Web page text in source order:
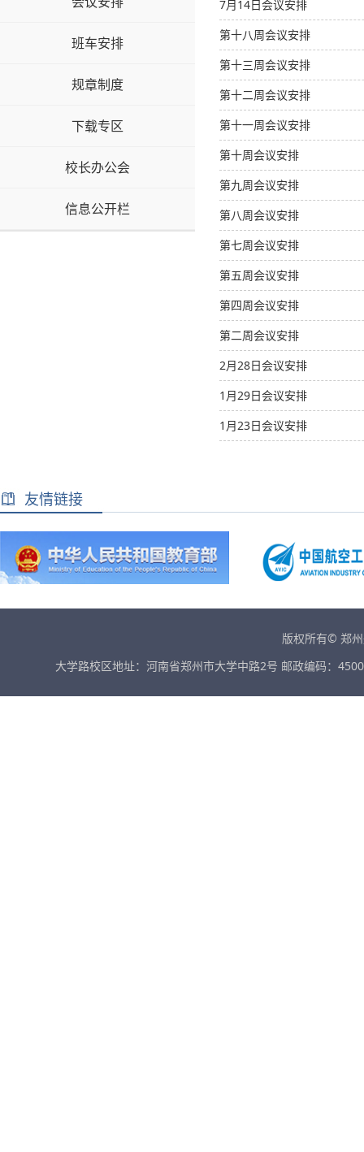
班车安排
规章制度
下载专区
校长办公会
信息公开栏
7月14日会议安排
第十八周会议安排
第十三周会议安排
第十二周会议安排
第十一周会议安排
第十周会议安排
第九周会议安排
第八周会议安排
第七周会议安排
第五周会议安排
第四周会议安排
第二周会议安排
2月28日会议安排
1月29日会议安排
1月23日会议安排
友情链接
版权所有© 郑
大学路校区地址：河南省郑州市大学中路2号 邮政编码：